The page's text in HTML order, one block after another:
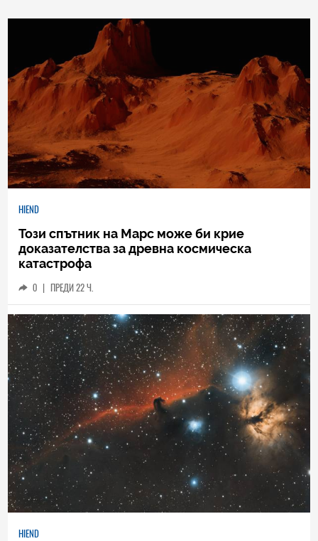
HIEND
Този спътник на Марс може би крие
доказателства за древна космическа
катастрофа
0 | ПРЕДИ 22 Ч.
HIEND